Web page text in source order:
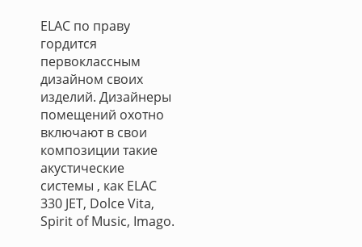
ELAC по праву
гордится
первоклассным
дизайном своих
изделий. Дизайнеры
помещений охотно
включают в свои
композиции такие
акустические
системы , как ELAC
330 JET, Dolce Vita,
Spirit of Music, Imago.